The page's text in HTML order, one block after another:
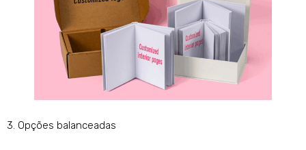
3. Opções balanceadas